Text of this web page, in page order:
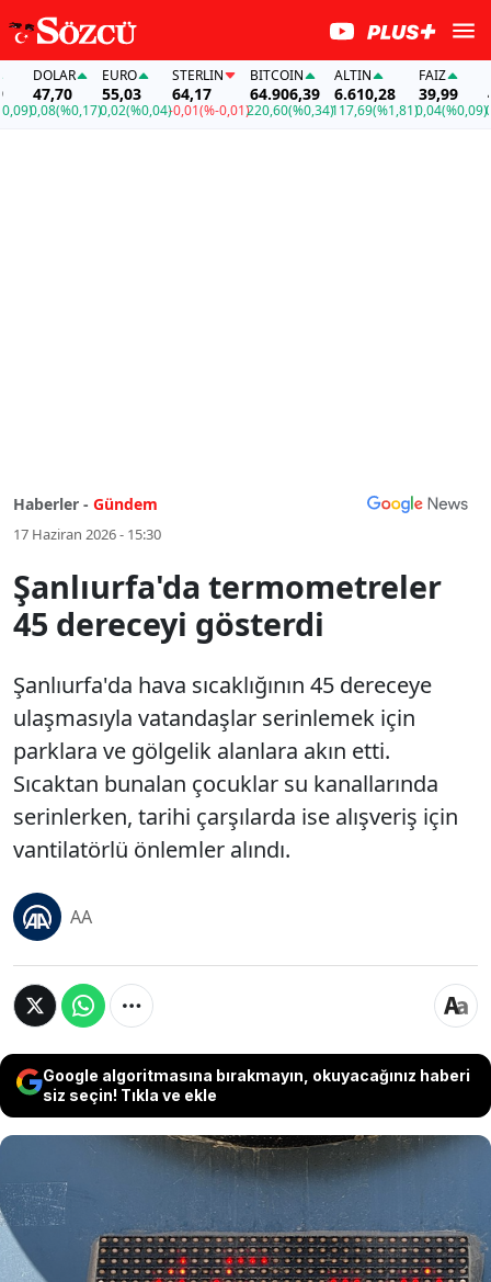
DOLAR
47,70
0,08(%0,17)
EURO
55,03
0,02(%0,04)
STERLIN
64,17
-0,01(%-0,01)
BITCOIN
64.906,39
220,60(%0,34)
ALTIN
6.610,28
117,69(%1,81)
FAİZ
39,99
0,04(%0,09)
Haberler - Gündem
17 Haziran 2026 - 15:30
Şanlıurfa'da termometreler
45 dereceyi gösterdi
Şanlıurfa'da hava sıcaklığının 45 dereceye
ulaşmasıyla vatandaşlar serinlemek için
parklara ve gölgelik alanlara akın etti.
Sıcaktan bunalan çocuklar su kanallarında
serinlerken, tarihi çarşılarda ise alışveriş için
vantilatörlü önlemler alındı.
AA
Google algoritmasına bırakmayın, okuyacağınız haberi
siz seçin! Tıkla ve ekle
Şanlıurfa'da hava sıcaklığının 45 dereceye
ulaşmasıyla vatandaşlar serinlemek için
parklara ve gölgelik alanlara akın etti. Sıcaktan